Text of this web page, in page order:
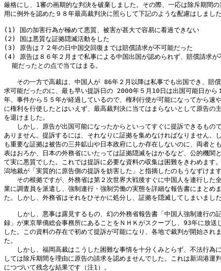
厳格にし、1審の画期的な判決を破棄しました。その際、一応は除斥期間の
用に例外を認めた９８年最高裁判決に照らして下記のような配慮はしまし
(1) 国の加害行為が極めて悪質、被害が甚大で容易に看過できない
(2) 国は悪質な証拠隠滅活動をした
(3) 原告は７２年の日中国交回復までは賠償請求が不可能だった
(4) 原告は８６年２月まで私事による中国出国が認められず、賠償請求が
  能だったとの点で当てはまる。
その一方で高裁は、中国人が 86年２月以降は私事でも出国でき、賠
求可能だったのに、最も早い提訴日の 2000年５月10日は出国可能日から
年、事件から５５年が経過しているので、権利行使が可能になってから速
に権利を行使したとはいえず、最高裁判決に当てはまらないとして原告の
を退けました。
しかし、原告が出国可能になったからといってすぐに提訴できるもの
ありません。提訴するには、それなりに証拠を集めなければなりません。
も重要な証拠は被告の三井鉱山や日本政府にしか存在しないのに、両者と
表はおろか、日本の外務省にいたっては証拠隠滅をはかるなど、公的機関
て実に悪質でした。これでは提訴に必要な資料の収集は困難をきわめます
潟地裁が「実質的に原告側の提訴を妨害した」と指摘したのもうなずけま
その根拠ですが、外務省は第２次世界大戦後すぐに中国人を連行した
業に調査員を派遣し、強制連行・強制労働の実態を詳細な報告書にまとめ
た。しかし、外務省はそれをひそかに処分し、証拠を隠滅してしまいまし
しかし、悪事は露見するもの、幻の外務省報告書「中国人強制連行の
録」が東京華僑総会事務所にあることをＮＨＫがスクープし、93年に放送
した。この資料の存在で初めて提訴が可能になり、各地で裁判が開始され
た。
しかし、福岡高裁はこうした困難な事情を十分くみとらず、不法行為
しては除斥期間を理由に原告の請求を認めませんでした。これは新潟港運
につづいて残念な結果です（注1）。